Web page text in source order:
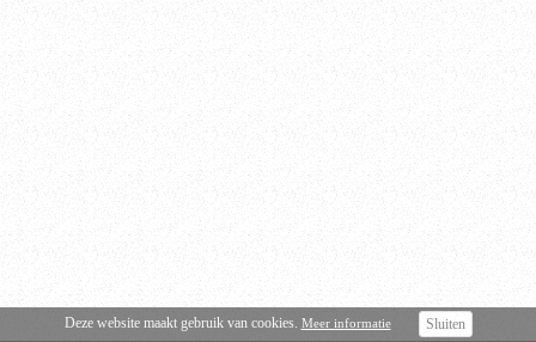
Deze website maakt gebruik van cookies. Meer informatie Sluiten